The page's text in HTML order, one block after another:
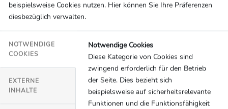
sehr dankbar.“
… zur Entwicklung:
miteinander arbeiten und wir kommen auch
vorwärts. Man hat es bereits in den letzten Spielen
gesehen, die Leistung ist eine andere als vorher.
Man sieht, dass wir wieder etwas kompletter sind.
Auch heute haben Spieler gefehlt, aber was
beispielsweise Cookies nutzen. Hier können Sie Ihre Präferenzen
diesbezüglich verwalten.
NOTWENDIGE
COOKIES
EXTERNE
INHALTE
Notwendige Cookies
Diese Kategorie von Cookies sind
zwingend erforderlich für den Betrieb
der Seite. Dies bezieht sich
beispielsweise auf sicherheitsrelevante
Funktionen und die Funktionsfähigkeit